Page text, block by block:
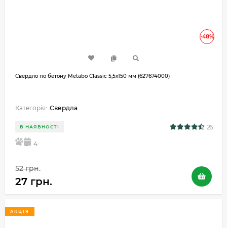
-48%
Свердло по бетону Metabo Classic 5,5х150 мм (627674000)
Категорія: Свердла
В НАЯВНОСТІ 26
5 4
52 грн.
27 грн.
АКЦІЯ